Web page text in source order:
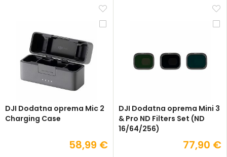
DJI Dodatna oprema Mic 2
Charging Case
58,99 €
DJI Dodatna oprema Mini 3
& Pro ND Filters Set (ND
16/64/256)
77,90 €